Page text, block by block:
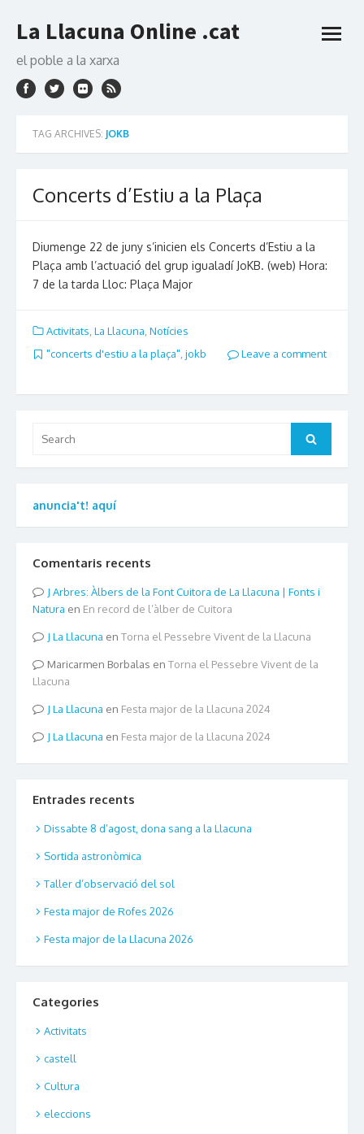
to
La Llacuna Online .cat
el poble a la xarxa
open
TAG ARCHIVES: JOKB
Concerts d’Estiu a la Plaça
Diumenge 22 de juny s’inicien els Concerts d’Estiu a la
Plaça amb l’actuació del grup igualadí JoKB. (web) Hora:
7 de la tarda Lloc: Plaça Major
Activitats La Llacuna Notícies
"concerts d'estiu a la plaça", jokb Leave a comment
for:
Search
anuncia't! aquí
Comentaris recents
Arbres: Àlbers de la Font Cuitora de La Llacuna | Fonts i
Natura en En record de l’àlber de Cuitora
La Llacuna en Torna el Pessebre Vivent de la Llacuna
Maricarmen Borbalas en Torna el Pessebre Vivent de la
Llacuna
La Llacuna en Festa major de la Llacuna 2024
La Llacuna en Festa major de la Llacuna 2024
Entrades recents
Dissabte 8 d’agost, dona sang a la Llacuna
Sortida astronòmica
Taller d’observació del sol
Festa major de Rofes 2026
Festa major de la Llacuna 2026
Categories
Activitats
castell
Cultura
eleccions